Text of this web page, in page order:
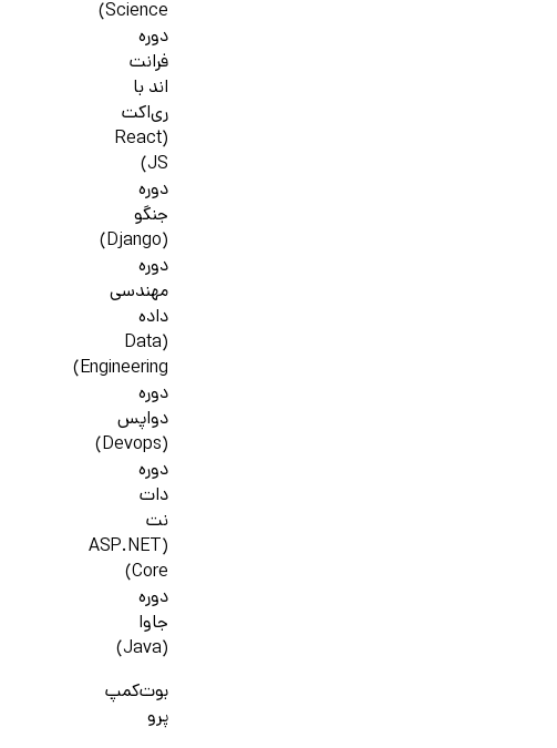
Science)
دوره
فرانت
اند با
ری‌اکت
(React
JS)
دوره
جنگو
(Django)
دوره
مهندسی
داده
(Data
Engineering)
دوره
دواپس
(Devops)
دوره
دات
نت
(ASP.NET
Core)
دوره
جاوا
(Java)
بوت‌کمپ
پرو